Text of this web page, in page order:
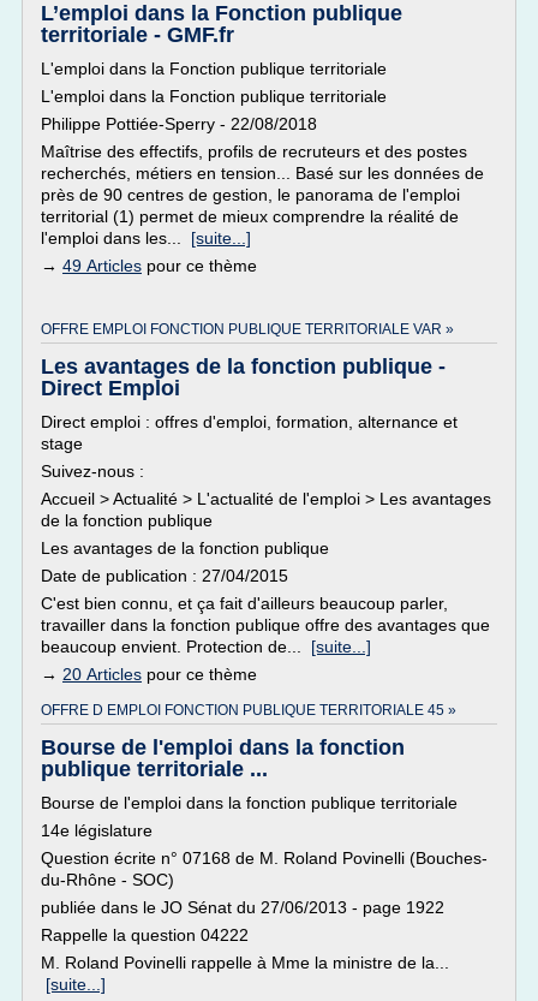
L’emploi dans la Fonction publique
territoriale - GMF.fr
L'emploi dans la Fonction publique territoriale
L'emploi dans la Fonction publique territoriale
Philippe Pottiée-Sperry - 22/08/2018
Maîtrise des effectifs, profils de recruteurs et des postes
recherchés, métiers en tension... Basé sur les données de
près de 90 centres de gestion, le panorama de l'emploi
territorial (1) permet de mieux comprendre la réalité de
l'emploi dans les... [suite...]
→ 49 Articles pour ce thème
OFFRE EMPLOI FONCTION PUBLIQUE TERRITORIALE VAR »
Les avantages de la fonction publique -
Direct Emploi
Direct emploi : offres d'emploi, formation, alternance et
stage
Suivez-nous :
Accueil > Actualité > L'actualité de l'emploi > Les avantages
de la fonction publique
Les avantages de la fonction publique
Date de publication : 27/04/2015
C'est bien connu, et ça fait d'ailleurs beaucoup parler,
travailler dans la fonction publique offre des avantages que
beaucoup envient. Protection de... [suite...]
→ 20 Articles pour ce thème
OFFRE D EMPLOI FONCTION PUBLIQUE TERRITORIALE 45 »
Bourse de l'emploi dans la fonction
publique territoriale ...
Bourse de l'emploi dans la fonction publique territoriale
14e législature
Question écrite n° 07168 de M. Roland Povinelli (Bouches-
du-Rhône - SOC)
publiée dans le JO Sénat du 27/06/2013 - page 1922
Rappelle la question 04222
M. Roland Povinelli rappelle à Mme la ministre de la...
[suite...]